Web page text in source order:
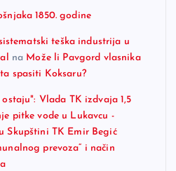
1850. godine
teška industrija u
na Može li Pavgord vlasnika
spasiti Koksaru?
Vlada TK izdvaja 1,5
pitke vode u Lukavcu -
Skupštini TK Emir Begić
prevoza“ i način